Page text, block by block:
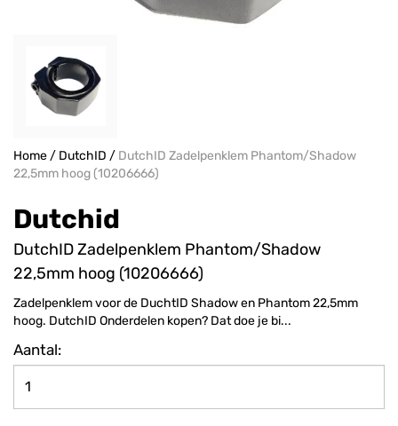
Home/ DutchID / DutchID Zadelpenklem Phantom/Shadow
22,5mm hoog (10206666)
Dutchid
DutchID Zadelpenklem Phantom/Shadow
22,5mm hoog (10206666)
Zadelpenklem voor de DuchtID Shadow en Phantom 22,5mm
hoog. DutchID Onderdelen kopen? Dat doe je bi...
Aantal: